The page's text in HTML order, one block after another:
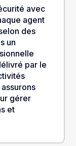
avec
agent
des
un
par le
gérer
et